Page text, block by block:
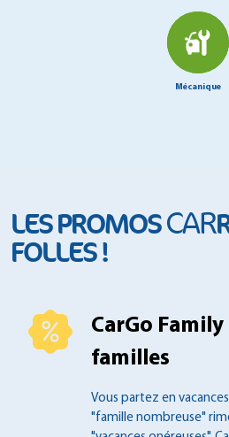
Mécanique
LES PROMOSCAR
FOLLES !
CarGo
familles
Vous partez en
"famille nombreuse"